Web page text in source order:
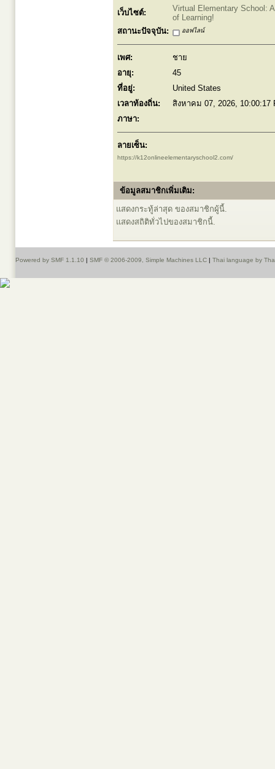
เว็บไซต์:
Virtual Elementary School:
of Learning!
สถานะปัจจุบัน:
ออฟไลน์
เพศ:
ชาย
อายุ:
45
ที่อยู่:
United States
เวลาท้องถิ่น:
สิงหาคม 07, 2026, 10:00:17
ภาษา:
ลายเซ็น:
https://k12onlineelementaryschool2.com/
ข้อมูลสมาชิกเพิ่มเติม:
แสดงกระทู้ล่าสุด ของสมาชิกผู้นี้.
แสดงสถิติทั่วไปของสมาชิกนี้.
Powered by SMF 1.1.10 | SMF © 2006-2009, Simple Machines LLC | Thai language by